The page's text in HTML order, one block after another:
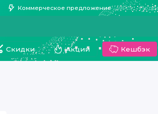
Коммерческое предложение
Скидки Акции Кешбэк